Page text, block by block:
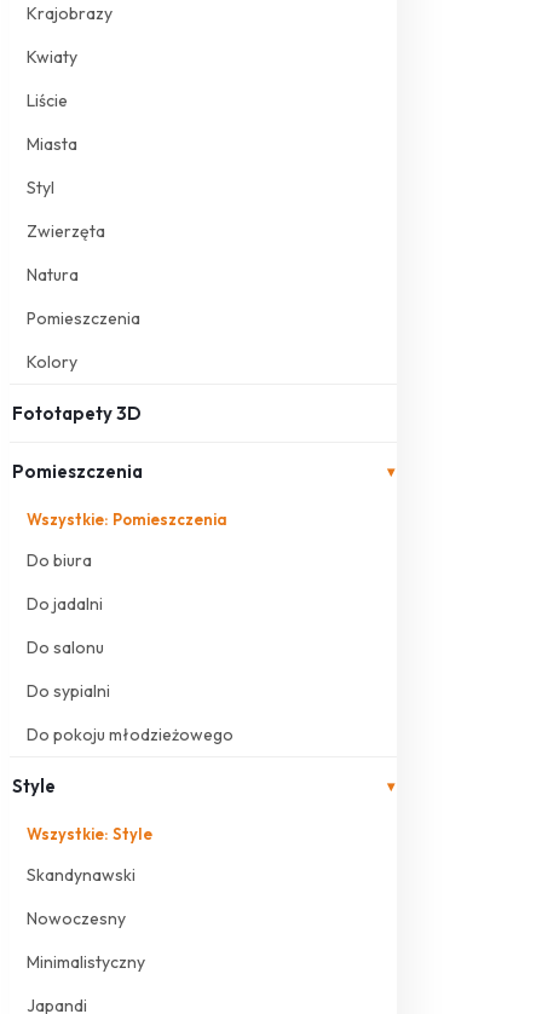
Krajobrazy
Kwiaty
Liście
Miasta
Styl
Zwierzęta
Natura
Pomieszczenia
Kolory
Fototapety 3D
Pomieszczenia ▾
Wszystkie: Pomieszczenia
Do biura
Do jadalni
Do salonu
Do sypialni
Do pokoju młodzieżowego
Style ▾
Wszystkie: Style
Skandynawski
Nowoczesny
Minimalistyczny
Japandi